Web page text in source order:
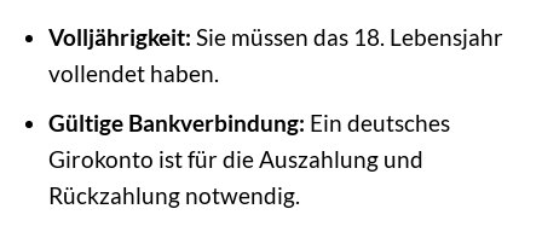
Volljährigkeit: Sie müssen das 18. Lebensjahr
vollendet haben.
Gültige Bankverbindung: Ein deutsches
Girokonto ist für die Auszahlung und
Rückzahlung notwendig.